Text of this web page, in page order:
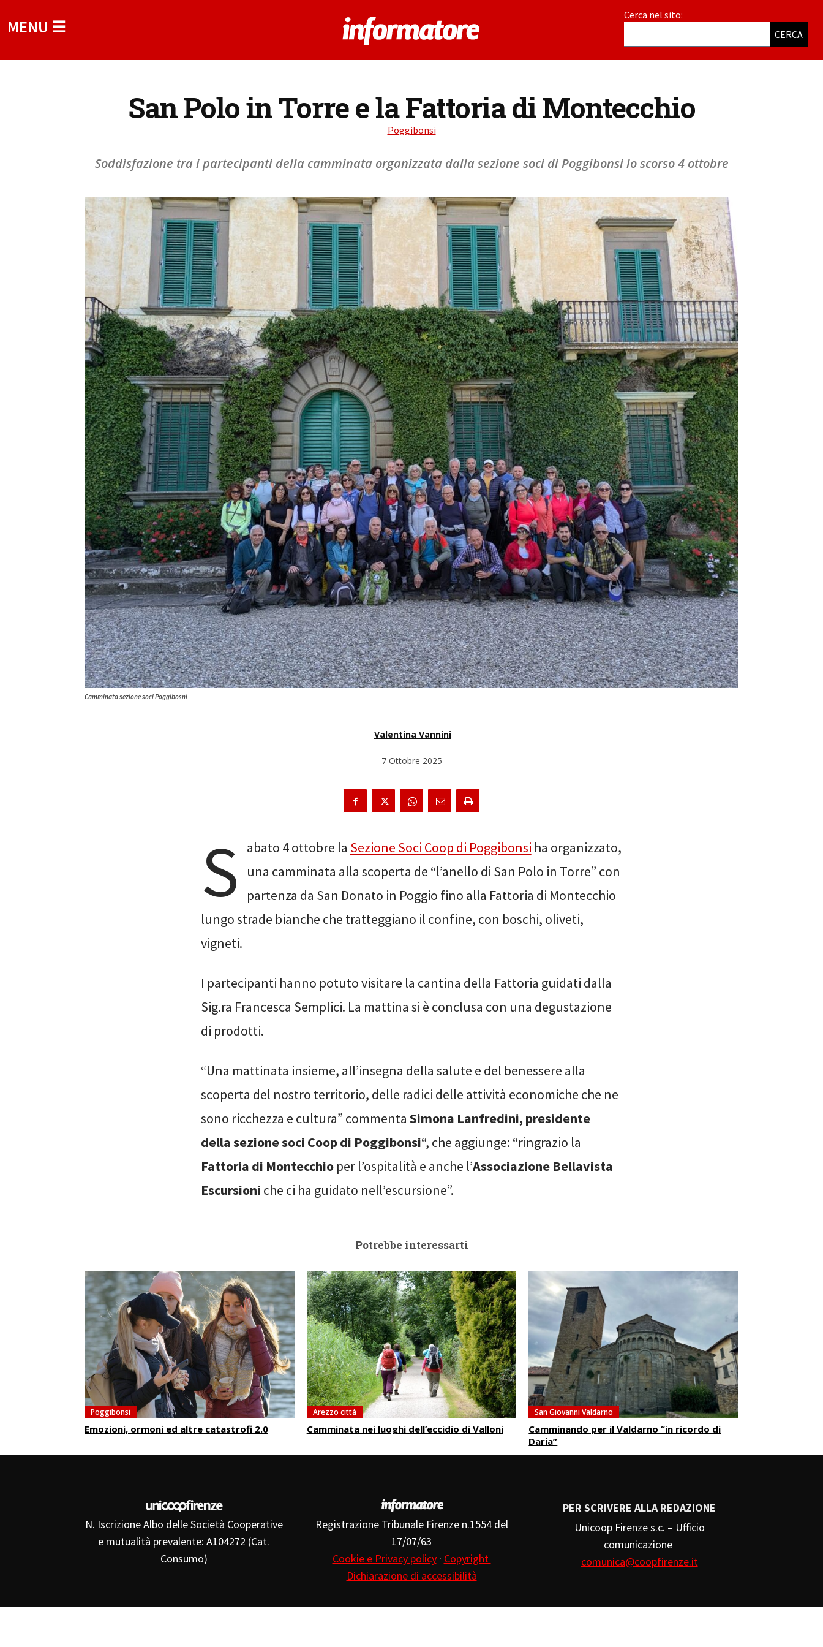
MENU ☰
Cerca nel sito:
CERCA
San Polo in Torre e la Fattoria di Montecchio
Poggibonsi
Soddisfazione tra i partecipanti della camminata organizzata dalla sezione soci di Poggibonsi lo scorso 4 ottobre
Camminata sezione soci Poggibosni
Valentina Vannini
7 Ottobre 2025
S abato 4 ottobre la Sezione Soci Coop di Poggibonsi ha organizzato,
una camminata alla scoperta de “l’anello di San Polo in Torre” con
partenza da San Donato in Poggio fino alla Fattoria di Montecchio
lungo strade bianche che tratteggiano il confine, con boschi, oliveti,
vigneti.
I partecipanti hanno potuto visitare la cantina della Fattoria guidati dalla
Sig.ra Francesca Semplici. La mattina si è conclusa con una degustazione
di prodotti.
“Una mattinata insieme, all’insegna della salute e del benessere alla
scoperta del nostro territorio, delle radici delle attività economiche che ne
sono ricchezza e cultura” commenta Simona Lanfredini, presidente
della sezione soci Coop di Poggibonsi“, che aggiunge: “ringrazio la
Fattoria di Montecchio per l’ospitalità e anche l’Associazione Bellavista
Escursioni che ci ha guidato nell’escursione”.
Potrebbe interessarti
Poggibonsi
Emozioni, ormoni ed altre catastrofi 2.0
Arezzo città
Camminata nei luoghi dell’eccidio di Valloni
San Giovanni Valdarno
Camminando per il Valdarno “in ricordo di
Daria”
N. Iscrizione Albo delle Società Cooperative
e mutualità prevalente: A104272 (Cat.
Consumo)
Registrazione Tribunale Firenze n.1554 del
17/07/63
Cookie e Privacy policy· Copyright
Dichiarazione di accessibilità
PER SCRIVERE ALLA REDAZIONE
Unicoop Firenze s.c. – Ufficio
comunicazione
comunica@coopfirenze.it